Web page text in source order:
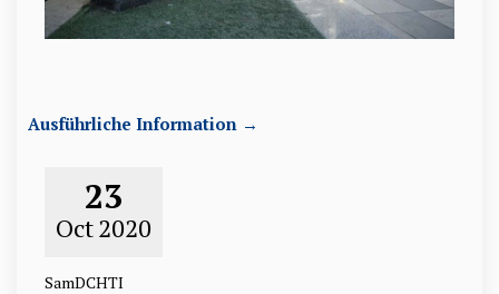
Ausführliche Information →
23
Oct2020
SamDCHTI